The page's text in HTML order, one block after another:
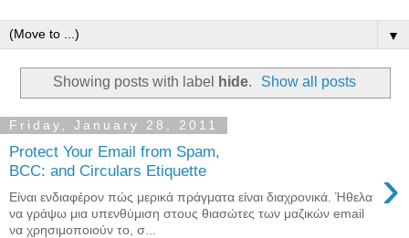
▼
Showing posts with label hide. Show all posts
Friday, January 28, 2011
Protect Your Email from Spam,
BCC: and Circulars Etiquette
›
Είναι ενδιαφέρον πώς μερικά πράγματα είναι διαχρονικά. Ήθελα
να γράψω μια υπενθύμιση στους θιασώτες των μαζικών email
να χρησιμοποιούν το, σ...